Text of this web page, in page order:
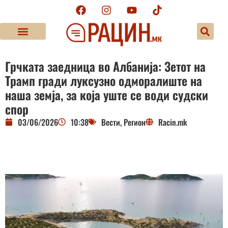
Грчката заедница во Албанија: Зетот на
Трамп гради луксузно одморалиште на
наша земја, за која уште се води судски
спор
03/06/2026 10:38 Вести, Регион Racin.mk